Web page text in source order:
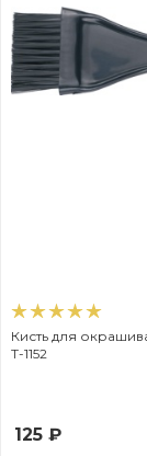
Кисть для
T-1152
125 ₽